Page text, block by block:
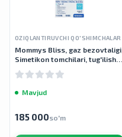
OZIQLANTIRUVCHI QO'SHIMCHALAR
Mommys Bliss, gaz bezovtaligi,
Simetikon tomchilari, tug'ilish, 1
Mavjud
185 000so'm